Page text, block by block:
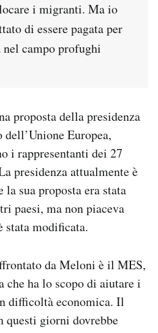
i migranti. Ma io
di essere pagata per
campo profughi
proposta della presidenza
Europea,
i rappresentanti dei 27
presidenza attualmente è
la sua proposta era stata
paesi, ma non piaceva
stata modificata.
da Meloni è il MES,
che ha lo scopo di aiutare i
difficoltà economica. Il
questi giorni dovrebbe